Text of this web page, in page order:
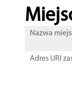
Nazwa
Adres URI